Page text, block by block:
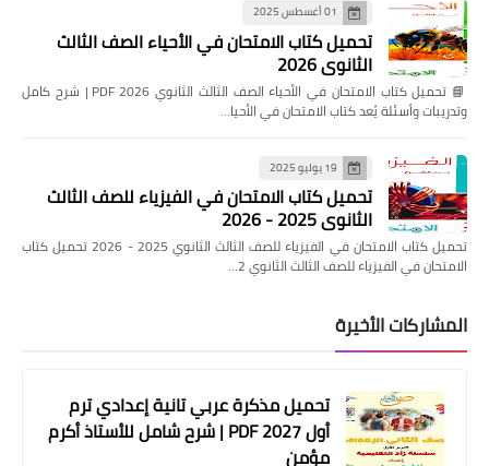
01 أغسطس 2025
تحميل كتاب الامتحان في الأحياء الصف الثالث
الثانوي 2026
📘 تحميل كتاب الامتحان في الأحياء الصف الثالث الثانوي 2026 PDF | شرح كامل
وتدريبات وأسئلة يُعد كتاب الامتحان في الأحيا…
19 يوليو 2025
تحميل كتاب الامتحان في الفيزياء للصف الثالث
الثانوي 2025 - 2026
تحميل كتاب الامتحان في الفيزياء للصف الثالث الثانوي 2025 - 2026 تحميل كتاب
الامتحان في الفيزياء للصف الثالث الثانوي 2…
المشاركات الأخيرة
تحميل مذكرة عربي تانية إعدادي ترم
أول 2027 PDF | شرح شامل للأستاذ أكرم
مؤمن